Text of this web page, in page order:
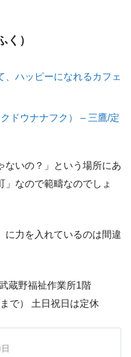
く）
ハッピーになれるカフェ
ドウナナフク） – 三鷹/定
ないの？」という場所にあ
」なので範疇なのでしょ
に力を入れているのは間違
蔵野福祉作業所1階
で） 土日祝日は定休